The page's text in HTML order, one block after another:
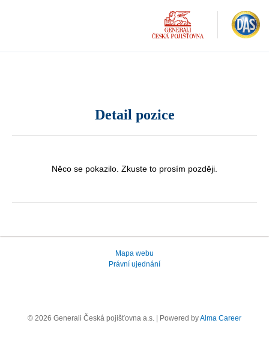
Detail pozice
Něco se pokazilo. Zkuste to prosím později.
© 2026 Generali Česká pojišťovna a.s. | Powered byAlma Career
Mapa webu
Právní ujednání